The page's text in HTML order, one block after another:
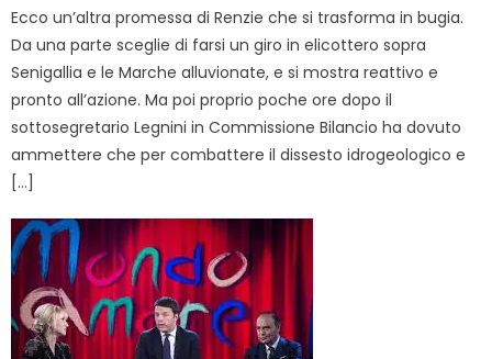
Ecco un’altra promessa di Renzie che si trasforma in bugia.
Da una parte sceglie di farsi un giro in elicottero sopra
Senigallia e le Marche alluvionate, e si mostra reattivo e
pronto all’azione. Ma poi proprio poche ore dopo il
sottosegretario Legnini in Commissione Bilancio ha dovuto
ammettere che per combattere il dissesto idrogeologico e
[…]